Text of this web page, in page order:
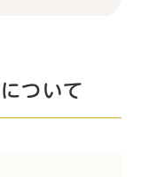
ついて